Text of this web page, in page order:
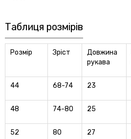
Таблиця розмірів
Розмір Зріст
Довжина
рукава
44 68-74 23
48 74-80 25
52 80 27